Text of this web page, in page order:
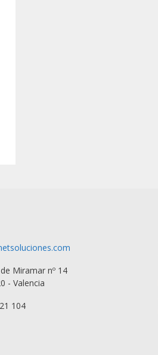
Miramar nº 14
- Valencia
104